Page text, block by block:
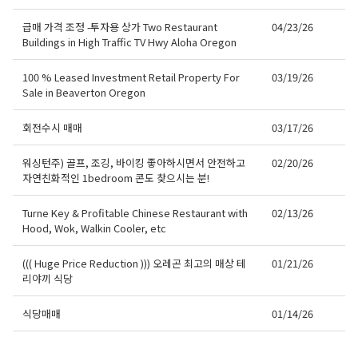
급매 가격 조정 -투자용 상가 Two Restaurant
Buildings in High Traffic TV Hwy Aloha Oregon
04/23/26
100 % Leased Investment Retail Property For
Sale in Beaverton Oregon
03/19/26
회전수시 매매 03/17/26
워싱턴주) 골프, 조깅, 바이킹 좋아하시면서 안전하고
자연친화적인 1bedroom 콘도 찾으시는 분!
02/20/26
Turne Key & Profitable Chinese Restaurant with
Hood, Wok, Walkin Cooler, etc
02/13/26
((( Huge Price Reduction ))) 오레곤 최고의 매상 테
리야끼 식당
01/21/26
식당매매 01/14/26